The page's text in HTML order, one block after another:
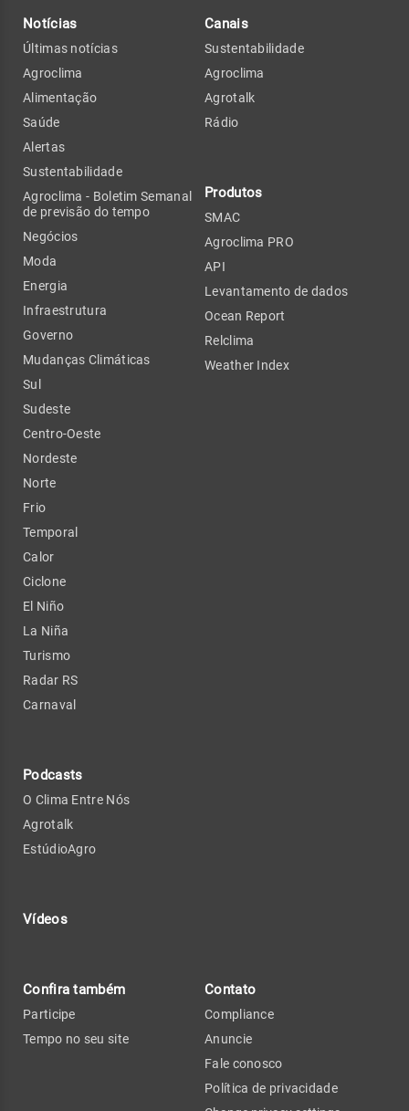
Notícias
Últimas notícias
Agroclima
Alimentação
Saúde
Alertas
Sustentabilidade
Agroclima - Boletim Semanal
de previsão do tempo
Negócios
Moda
Energia
Infraestrutura
Governo
Mudanças Climáticas
Sul
Sudeste
Centro-Oeste
Nordeste
Norte
Frio
Temporal
Calor
Ciclone
El Niño
La Niña
Turismo
Radar RS
Carnaval
Podcasts
O Clima Entre Nós
Agrotalk
EstúdioAgro
Vídeos
Canais
Sustentabilidade
Agroclima
Agrotalk
Rádio
Produtos
SMAC
Agroclima PRO
API
Levantamento de dados
Ocean Report
Relclima
Weather Index
Confira também
Participe
Tempo no seu site
Contato
Compliance
Anuncie
Fale conosco
Política de privacidade